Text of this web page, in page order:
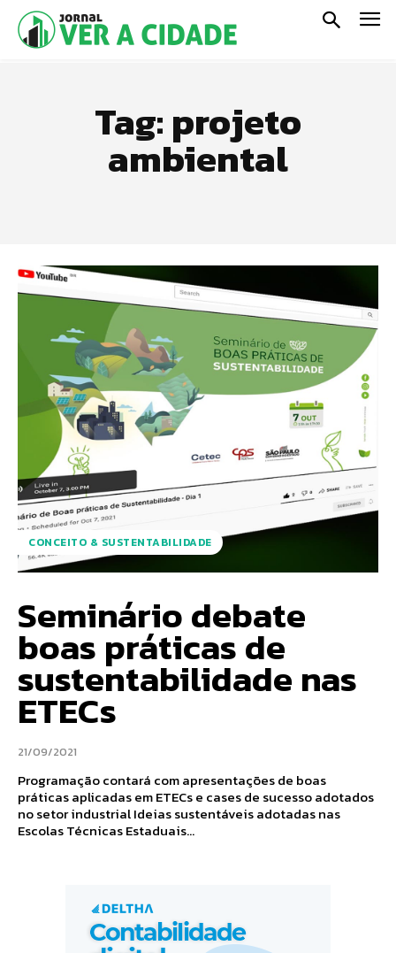
Tag:projeto
ambiental
CONCEITO & SUSTENTABILIDADE
Seminário debate
boas práticas de
sustentabilidade nas
ETECs
21/09/2021
Programação contará com apresentações de boas
práticas aplicadas em ETECs e cases de sucesso adotados
no setor industrial Ideias sustentáveis adotadas nas
Escolas Técnicas Estaduais...